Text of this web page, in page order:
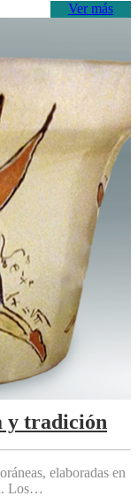
Ver más
y tradición
elaboradas en
Los…